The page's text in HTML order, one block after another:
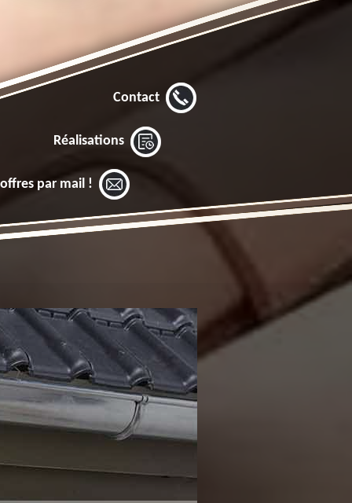
Contact
Réalisations
par mail !